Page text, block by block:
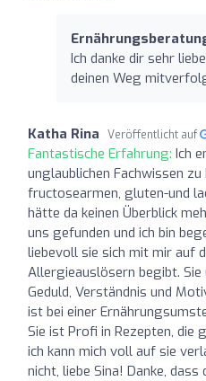
Ich danke dir sehr
deinen Weg
Katha Rina Veröffentlicht auf
Fantastische Erfahrung: Ich
unglaublichen Fachwissen
fructosearmen, gluten-und
hätte da keinen Überblick
uns gefunden und ich bin
liebevoll sie sich mit mir auf
Allergieauslösern begibt.
Geduld, Verständnis und
ist bei einer
Sie ist Profi in Rezepten, die
ich kann mich voll auf sie
nicht, liebe Sina! Danke,